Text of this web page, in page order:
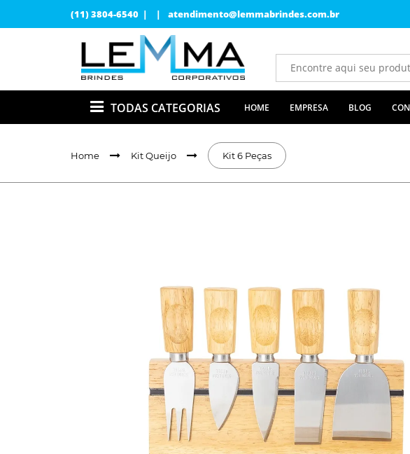
(11) 3804-6540 | | atendimento@lemmabrindes.com.br
TODAS CATEGORIAS HOME EMPRESA BLOG
Home Kit Queijo Kit 6 Peças